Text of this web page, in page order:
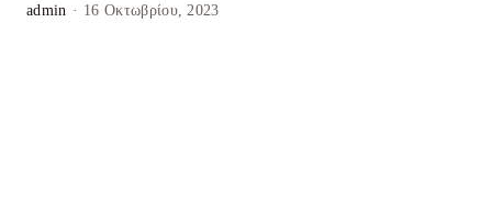
admin · 16 Οκτωβρίου, 2023